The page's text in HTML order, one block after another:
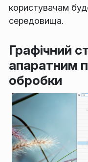
користувачам
середовища.
Графічний
апаратним
обробки